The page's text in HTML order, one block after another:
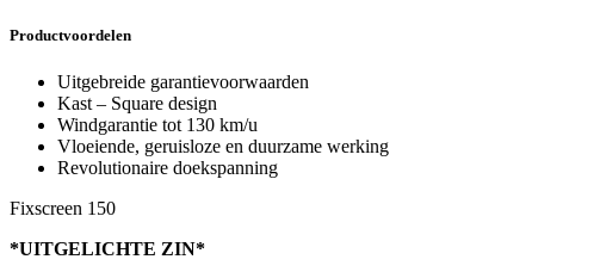
Productvoordelen
Uitgebreide garantievoorwaarden
Kast – Square design
Windgarantie tot 130 km/u
Vloeiende, geruisloze en duurzame werking
Revolutionaire doekspanning
Fixscreen 150
*UITGELICHTE ZIN*